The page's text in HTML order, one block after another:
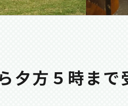
夕方５時まで